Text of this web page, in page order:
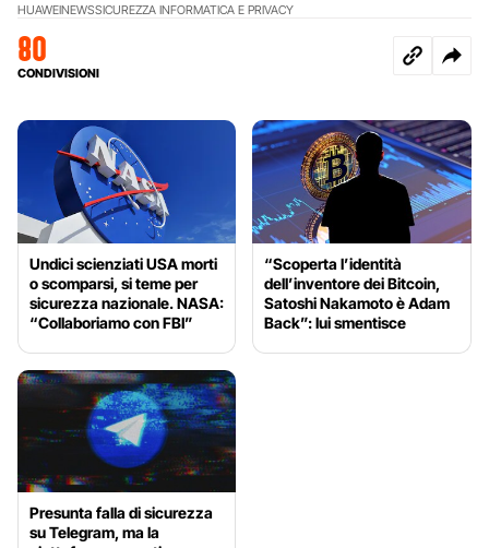
HUAWEINEWSSICUREZZA INFORMATICA E PRIVACY
80
CONDIVISIONI
Undici scienziati USA morti
o scomparsi, si teme per
sicurezza nazionale. NASA:
“Collaboriamo con FBI”
“Scoperta l’identità
dell’inventore dei Bitcoin,
Satoshi Nakamoto è Adam
Back”: lui smentisce
Presunta falla di sicurezza
su Telegram, ma la